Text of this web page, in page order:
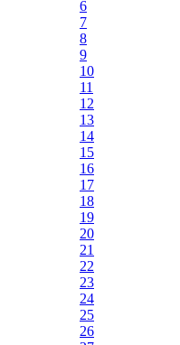
6
7
8
9
10
11
12
13
14
15
16
17
18
19
20
21
22
23
24
25
26